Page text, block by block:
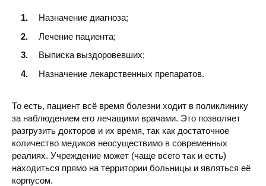
Назначение диагноза;
Лечение пациента;
Выписка выздоровевших;
Назначение лекарственных препаратов.
То есть, пациент всё время болезни ходит в поликлинику
за наблюдением его лечащими врачами. Это позволяет
разгрузить докторов и их время, так как достаточное
количество медиков неосуществимо в современных
реалиях. Учреждение может (чаще всего так и есть)
находиться прямо на территории больницы и являться её
корпусом.